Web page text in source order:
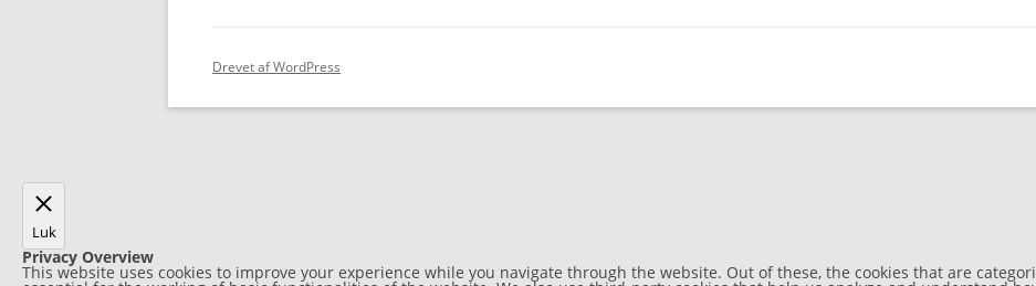
Drevet af WordPress
Luk
Privacy Overview
This website uses cookies to improve your experience while you navigate through the website. Out of these, the cookies that are